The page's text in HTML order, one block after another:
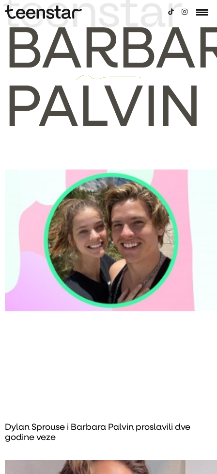
PALVIN
Dylan Sprouse i Barbara Palvin proslavili dve
godine veze